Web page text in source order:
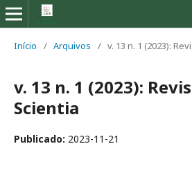
Início / Arquivos / v. 13 n. 1 (2023):
v. 13 n. 1 (2023):
Scientia
Publicado: 2023-11-21